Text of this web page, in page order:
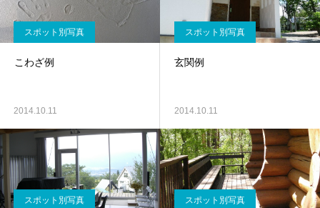
スポット別写真
こわざ例
2014.10.11
スポット別写真
玄関例
2014.10.11
スポット別写真 スポット別写真